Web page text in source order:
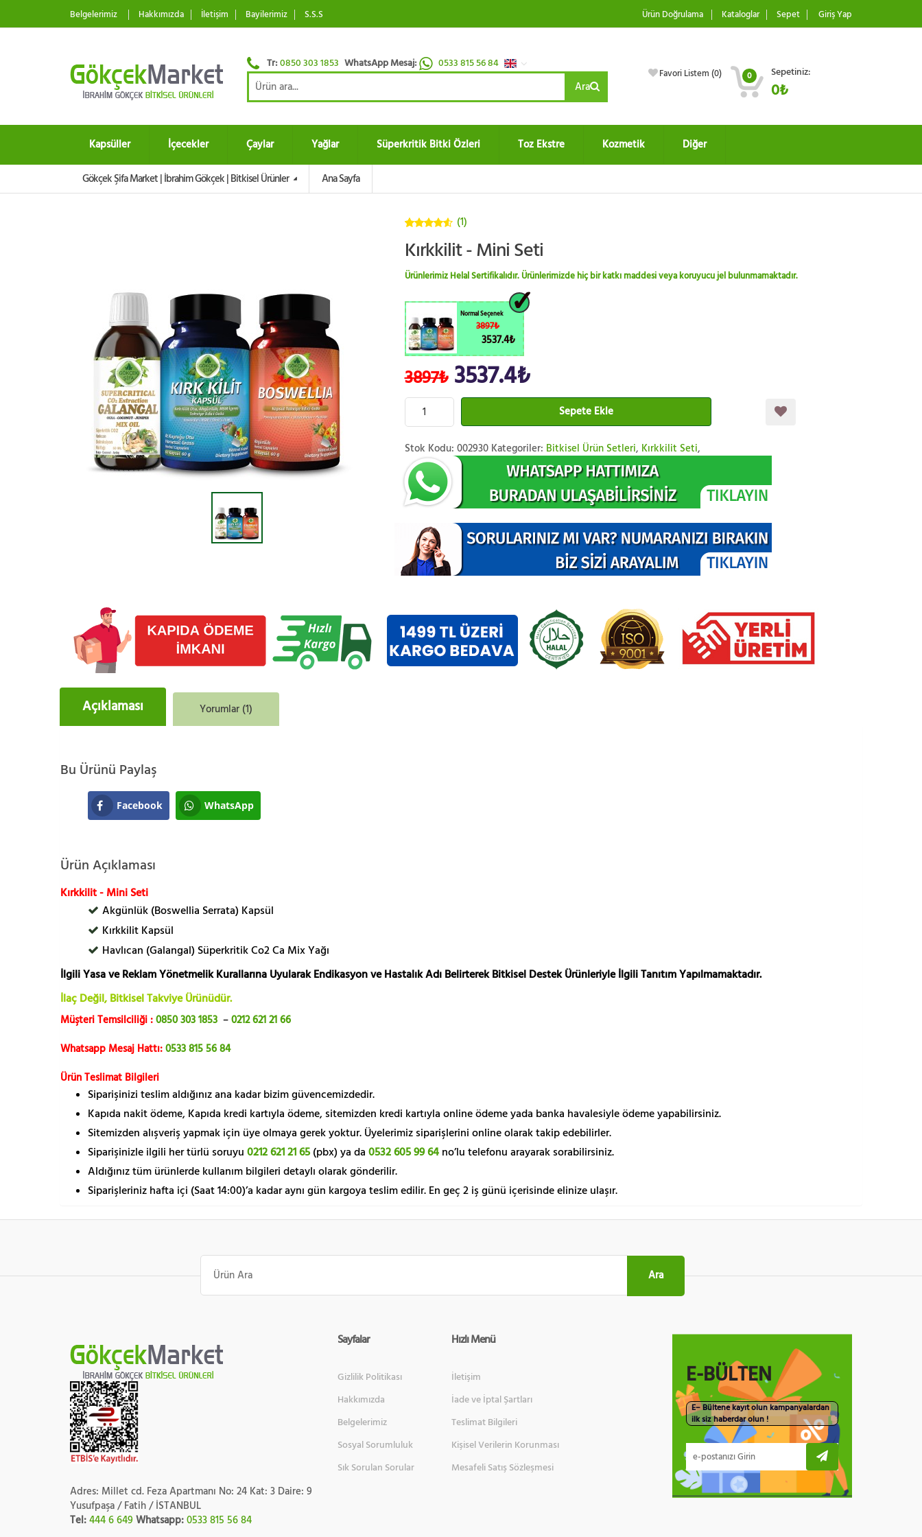
Belgelerimiz Hakkımızda İletişim Bayilerimiz S.S.S Ürün Doğrulama Kataloglar Sepet Giriş Yap
Tr:0850 303 1853 WhatsApp Mesaj: 0533 815 56 84
Ara
Favori Listem (0) 0 Sepetiniz:
0₺
Kapsüller İçecekler Çaylar Yağlar Süperkritik Bitki Özleri Toz Ekstre Kozmetik Diğer
Gökçek Şifa Market | İbrahim Gökçek | Bitkisel Ürünler Ana Sayfa
üzerinden
(1)
Kırkkilit - Mini Seti
Ürünlerimiz Helal Sertifikalıdır. Ürünlerimizde hiç bir katkı maddesi veya koruyucu jel bulunmamaktadır.
Normal Seçenek
3897₺
3537.4₺
3897₺3537.4₺
Sepete Ekle
Stok Kodu: 002930 Kategoriler: Bitkisel Ürün Setleri, Kırkkilit Seti,
Açıklaması Yorumlar (1)
Bu Ürünü Paylaş
Facebook WhatsApp
Ürün Açıklaması
Kırkkilit - Mini Seti
Akgünlük (Boswellia Serrata) Kapsül
Kırkkilit Kapsül
Havlıcan (Galangal) Süperkritik Co2 Ca Mix Yağı
İlgili Yasa ve Reklam Yönetmelik Kurallarına Uyularak Endikasyon ve Hastalık Adı Belirterek Bitkisel Destek Ürünleriyle İlgili Tanıtım Yapılmamaktadır.
İlaç Değil, Bitkisel Takviye Ürünüdür.
Müşteri Temsilciliği :0850 303 1853 –0212 621 21 66
Whatsapp Mesaj Hattı:0533 815 56 84
Ürün Teslimat Bilgileri
Siparişinizi teslim aldığınız ana kadar bizim güvencemizdedir.
Kapıda nakit ödeme, Kapıda kredi kartıyla ödeme, sitemizden kredi kartıyla online ödeme yada banka havalesiyle ödeme yapabilirsiniz.
Sitemizden alışveriş yapmak için üye olmaya gerek yoktur. Üyelerimiz siparişlerini online olarak takip edebilirler.
Siparişinizle ilgili her türlü soruyu 0212 621 21 65 (pbx) ya da 0532 605 99 64 no’lu telefonu arayarak sorabilirsiniz.
Aldığınız tüm ürünlerde kullanım bilgileri detaylı olarak gönderilir.
Siparişleriniz hafta içi (Saat 14:00)’a kadar aynı gün kargoya teslim edilir. En geç 2 iş günü içerisinde elinize ulaşır.
Ara:
Ara
Adres: Millet cd. Feza Apartmanı No: 24 Kat: 3 Daire: 9
Yusufpaşa / Fatih / İSTANBUL
Tel:444 6 649 Whatsapp:0533 815 56 84
Sayfalar
Gizlilik Politikası
Hakkımızda
Belgelerimiz
Sosyal Sorumluluk
Sık Sorulan Sorular
Hızlı Menü
İletişim
İade ve İptal Şartları
Teslimat Bilgileri
Kişisel Verilerin Korunması
Mesafeli Satış Sözleşmesi
E-BÜLTEN
E– Bültene kayıt olun kampanyalardan
ilk siz haberdar olun !